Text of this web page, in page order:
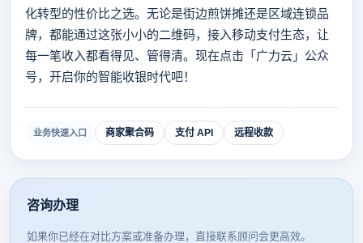
化转型的性价比之选。无论是街边煎饼摊还是区域连锁品
牌，都能通过这张小小的二维码，接入移动支付生态，让
每一笔收入都看得见、管得清。现在点击「广力云」公众
号，开启你的智能收银时代吧！
业务快速入口 商家聚合码 支付 API 远程收款
咨询办理
如果你已经在对比方案或准备办理，直接联系顾问会更高效。